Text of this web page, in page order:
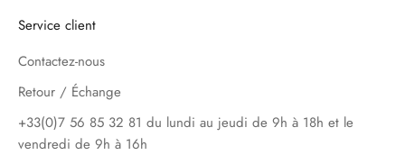
Service client
Contactez-nous
Retour / Échange
+33(0)7 56 85 32 81 du lundi au jeudi de 9h à 18h et le
vendredi de 9h à 16h